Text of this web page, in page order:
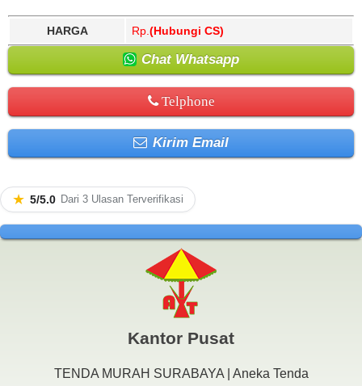
HARGA Rp. (Hubungi CS)
Chat Whatsapp
Telphone
Kirim Email
★ 5/5.0 Dari 3 Ulasan Terverifikasi
Kantor Pusat
TENDA MURAH SURABAYA | Aneka Tenda